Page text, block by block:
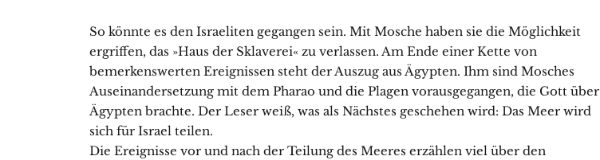
So könnte es den Israeliten gegangen sein. Mit Mosche haben sie die Möglichkeit
ergriffen, das »Haus der Sklaverei« zu verlassen. Am Ende einer Kette von
bemerkenswerten Ereignissen steht der Auszug aus Ägypten. Ihm sind Mosches
Auseinandersetzung mit dem Pharao und die Plagen vorausgegangen, die Gott über
Ägypten brachte. Der Leser weiß, was als Nächstes geschehen wird: Das Meer wird
sich für Israel teilen.
Die Ereignisse vor und nach der Teilung des Meeres erzählen viel über den